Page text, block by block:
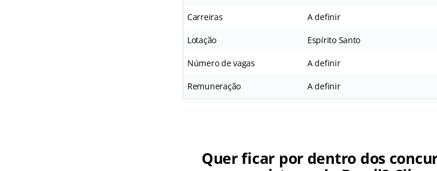
Carreiras A definir
Lotação Espírito Santo
Número de vagas A definir
Remuneração A definir
Quer ficar por dentro dos